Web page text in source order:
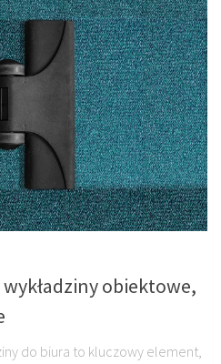
obiektowe,
do biura to kluczowy element,